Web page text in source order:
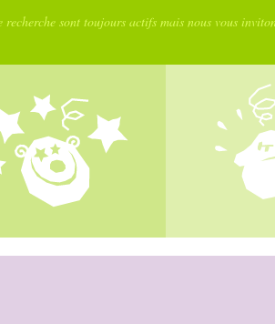
sont toujours actifs mais nous vous